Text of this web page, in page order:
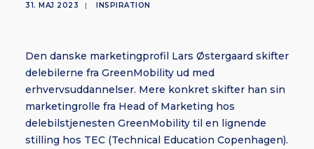
BORNHOLM
SUBSCRIBE
31. MAJ 2023 | INSPIRATION
Den danske marketingprofil Lars Østergaard skifter
delebilerne fra GreenMobility ud med
erhvervsuddannelser. Mere konkret skifter han sin
marketingrolle fra Head of Marketing hos
delebilstjenesten GreenMobility til en lignende
stilling hos TEC (Technical Education Copenhagen).